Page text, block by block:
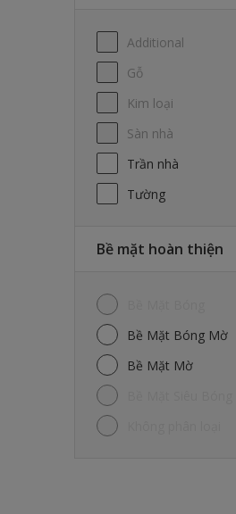
Additional
Gỗ
Kim loại
Sàn nhà
Trần nhà
Tường
Bề mặt hoàn thiện
Bề Mặt Bóng Mờ
Bề Mặt Mờ